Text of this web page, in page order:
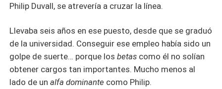
Philip Duvall, se atrevería a cruzar la línea.
Llevaba seis años en ese puesto, desde que se graduó
de la universidad. Conseguir ese empleo había sido un
golpe de suerte… porque losbetas como él no solían
obtener cargos tan importantes. Mucho menos al
lado de unalfa dominante como Philip.